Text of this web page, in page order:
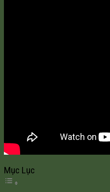
Mục Lục